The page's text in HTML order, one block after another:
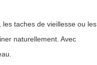
taches de vieillesse ou les
naturellement. Avec